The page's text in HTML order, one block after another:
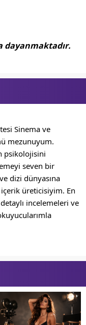
dayanmaktadır.
Sinema ve
mezunuyum.
psikolojisini
seven bir
dizi dünyasına
üreticisiyim. En
incelemeleri ve